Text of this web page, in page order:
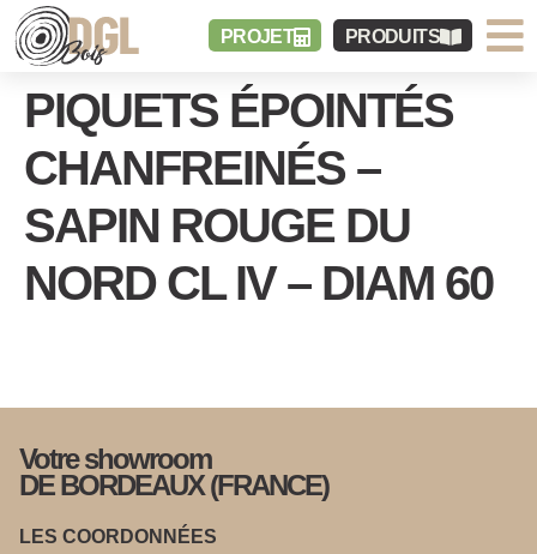
PROJET PRODUITS
PIQUETS ÉPOINTÉS
CHANFREINÉS –
SAPIN ROUGE DU
NORD CL IV – DIAM 60
Votre showroom
DE BORDEAUX (FRANCE)
LES COORDONNÉES